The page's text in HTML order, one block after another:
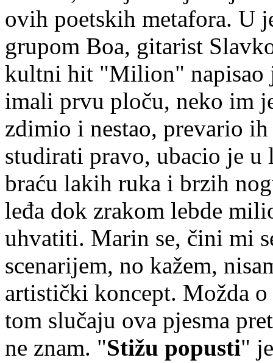
ovih poetskih metafora. U
grupom Boa, gitarist
kultni hit "Milion" napisao
imali prvu ploču, neko im
zdimio i nestao, prevario
studirati pravo, ubacio je
braću lakih ruka i brzih
leđa dok zrakom lebde
uhvatiti. Marin se, čini mi
scenarijem, no kažem,
artistički koncept. Možda
tom slučaju ova pjesma
ne znam. "Stižu popusti"